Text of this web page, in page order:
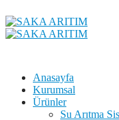
Anasayfa
Kurumsal
Ürünler
Su Arıtma